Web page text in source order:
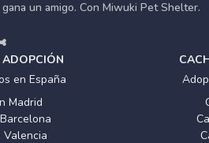
un amigo. Con Miwuki Pet Shelter.
ADOPCIÓN
en España
Madrid
Valencia